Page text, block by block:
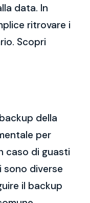
data. In
ritrovare i
Scopri
della
per
caso di guasti
sono diverse
il backup